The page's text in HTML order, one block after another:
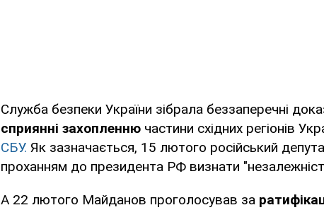
Служба безпеки України зібрала беззаперечні
сприянні захопленню частини східних регіонів
СБУ. Як зазначається, 15 лютого російський
проханням до президента РФ визнати
А 22 лютого Майданов проголосував за